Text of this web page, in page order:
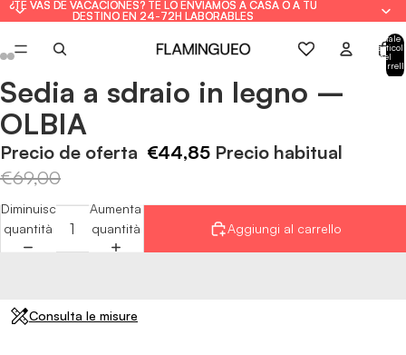
¿TE VAS DE VACACIONES? TE LO ENVIAMOS A CASA O A TU
DESTINO EN 24-72H LABORABLES
¿TE VAS DE VACACIONES? TE LO ENVIAMOS A CASA O A TU
DESTINO EN 24-72H LABORABLES
Totale
articoli
nel
Apri
immagine
a
schermo
Apri
immagine
a
schermo
Apri
immagine
a
schermo
Apri
immagine
a
schermo
Apri
immagine
a
schermo
Apri
immagine
a
schermo
Sedia a sdraio in legno –
OLBIA
Precio de oferta €44,85 Precio habitual
€69,00
Diminuisci
quantità
Aumenta
quantità
Aggiungi al carrello
Consulta le misure